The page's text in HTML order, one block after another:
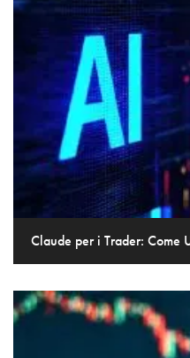
Claude per i Trader: